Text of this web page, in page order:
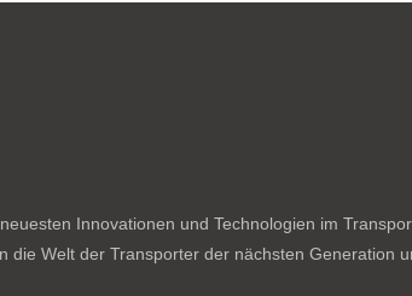
Innovationen und Technologien im
Welt der Transporter der nächsten Generation